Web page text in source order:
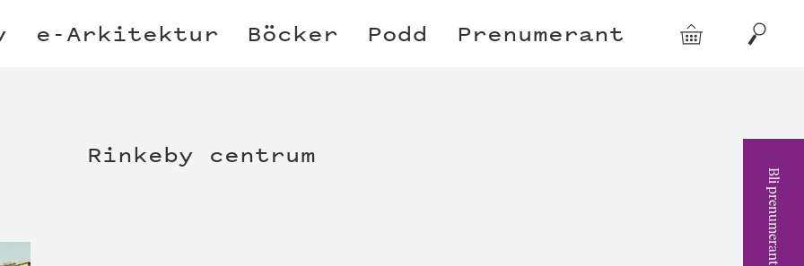
e-Arkitektur Böcker Podd Prenumerant Varukorg Sök
Bli prenumerant
Rinkeby centrum